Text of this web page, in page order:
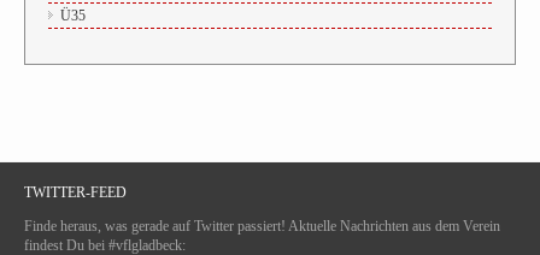
Ü35
TWITTER-FEED
Finde heraus, was gerade auf Twitter passiert! Aktuelle Nachrichten aus dem Verein
findest Du bei #vflgladbeck: